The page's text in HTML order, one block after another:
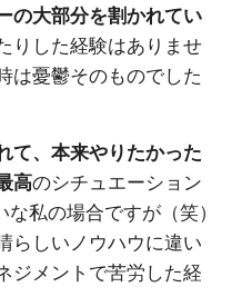
の大部分を割かれてい
りした経験はありませ
は憂鬱そのものでした
て、本来やりたかった
高のシチュエーション
私の場合ですが（笑）
らしいノウハウに違い
ジメントで苦労した経